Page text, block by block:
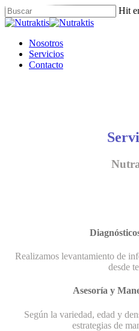
Skip
to
content
Hit
Close
Menu
Nosotros
Servicios
Contacto
Realizamos levantamiento de
desde
Asesoría y
Según la variedad, edad y
estrategias de